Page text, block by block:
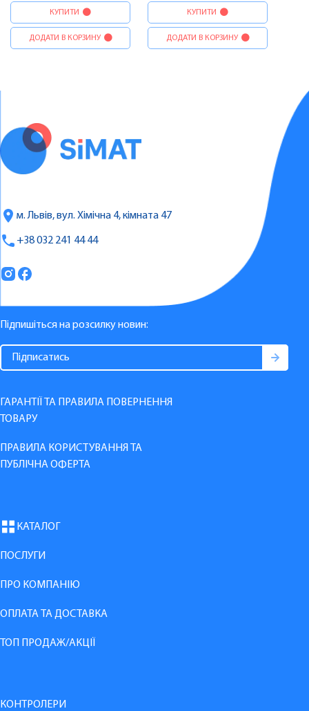
КУПИТИ
ДОДАТИ В КОРЗИНУ
КУПИТИ
ДОДАТИ В КОРЗИНУ
м. Львів, вул. Хімічна 4, кімната 47
+38 032 241 44 44
Підпишіться на розсилку новин:
ГАРАНТІЇ ТА ПРАВИЛА ПОВЕРНЕННЯ
ТОВАРУ
ПРАВИЛА КОРИСТУВАННЯ ТА
ПУБЛІЧНА ОФЕРТА
КАТАЛОГ
ПОСЛУГИ
ПРО КОМПАНІЮ
ОПЛАТА ТА ДОСТАВКА
ТОП ПРОДАЖ/АКЦІЇ
КОНТРОЛЕРИ